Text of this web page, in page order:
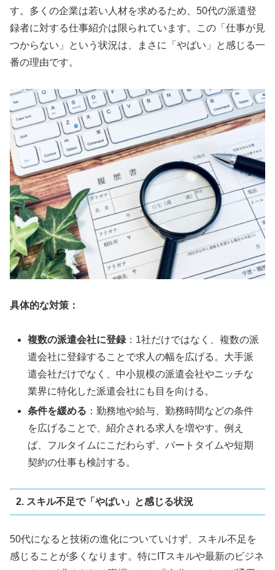
す。多くの企業は若い人材を求めるため、50代の派遣登
録者に対する仕事紹介は限られています。この「仕事が見
つからない」という状況は、まさに「やばい」と感じる一
番の理由です。
具体的な対策：
複数の派遣会社に登録：1社だけではなく、複数の派
遣会社に登録することで求人の幅を広げる。大手派
遣会社だけでなく、中小規模の派遣会社やニッチな
業界に特化した派遣会社にも目を向ける。
条件を緩める ：勤務地や給与、勤務時間などの条件
を広げることで、紹介される求人を増やす。例え
ば、フルタイムにこだわらず、パートタイムや短期
契約の仕事も検討する。
2. スキル不足で「やばい」と感じる状況
50代になると技術の進化についていけず、スキル不足を
感じることが多くなります。特にITスキルや最新のビジネ